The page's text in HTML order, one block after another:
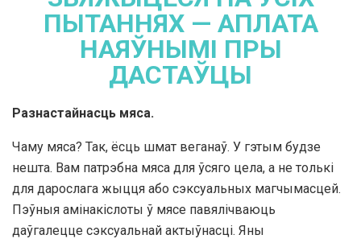
ПЫТАННЯХ — АПЛАТА
НАЯЎНЫМІ ПРЫ
ДАСТАЎЦЫ
Разнастайнасць мяса.
Чаму мяса? Так, ёсць шмат веганаў. У гэтым будзе
нешта. Вам патрэбна мяса для ўсяго цела, а не толькі
для дарослага жыцця або сэксуальных магчымасцей.
Пэўныя амінакіслоты ў мясе павялічваюць
даўгалецце сэксуальнай актыўнасці. Яны